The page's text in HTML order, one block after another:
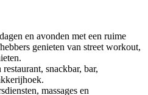
en avonden met een ruime
genieten van street workout,
snackbar, bar,
massages en